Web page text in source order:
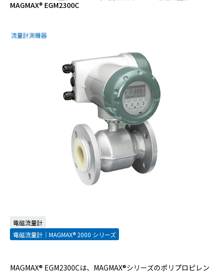
MAGMAX® EGM2300C
流量計測機器
電磁流量計
電磁流量計｜MAGMAX® 2000 シリーズ
MAGMAX® EGM2300Cは、MAGMAX®シリーズのポリプロピレン